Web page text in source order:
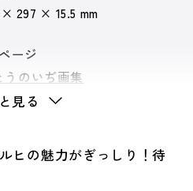
297 × 15.5 mm
ージ
うのいぢ画集
見る
ヒの魅力がぎっしり！待